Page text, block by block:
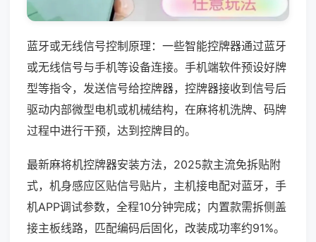
蓝牙或无线信号控制原理：一些智能控牌器通过蓝牙
或无线信号与手机等设备连接。手机端软件预设好牌
型等指令，发送信号给控牌器，控牌器接收到信号后
驱动内部微型电机或机械结构，在麻将机洗牌、码牌
过程中进行干预，达到控牌目的。
最新麻将机控牌器安装方法，2025款主流免拆贴附
式，机身感应区贴信号贴片，主机接电配对蓝牙，手
机APP调试参数，全程10分钟完成；内置款需拆侧盖
接主板线路，匹配编码后固化，改装成功率约91%。